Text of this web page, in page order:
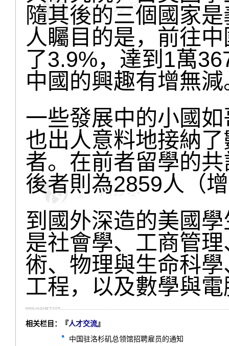
隨其後的三個國家
人矚目的是，前往
了3.9%，達到1萬
中國的興趣有增無減
一些發展中的小國
也出人意料地接納
者。在前者留學的
後者則為2859人（
到國外深造的美國
是社會學、工商管
術、物理與生命科
工程，以及數學與
相关栏目：『人才交流』
中国驻洛杉矶总领馆招聘雇员的通知